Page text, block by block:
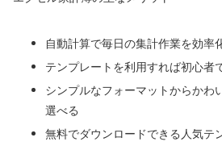
自動計算で毎日の集計作業を効率
テンプレートを利用すれば初心者
シンプルなフォーマットからかわ
選べる
無料でダウンロードできる人気テ